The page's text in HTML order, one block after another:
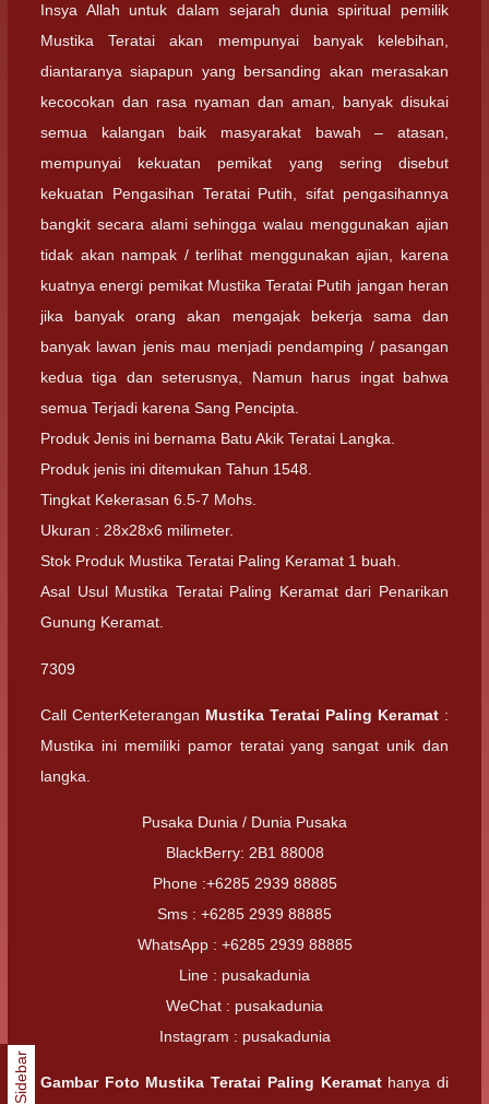
Insya Allah untuk dalam sejarah dunia spiritual pemilik
Mustika Teratai akan mempunyai banyak kelebihan,
diantaranya siapapun yang bersanding akan merasakan
kecocokan dan rasa nyaman dan aman, banyak disukai
semua kalangan baik masyarakat bawah – atasan,
mempunyai kekuatan pemikat yang sering disebut
kekuatan Pengasihan Teratai Putih, sifat pengasihannya
bangkit secara alami sehingga walau menggunakan ajian
tidak akan nampak / terlihat menggunakan ajian, karena
kuatnya energi pemikat Mustika Teratai Putih jangan heran
jika banyak orang akan mengajak bekerja sama dan
banyak lawan jenis mau menjadi pendamping / pasangan
kedua tiga dan seterusnya, Namun harus ingat bahwa
semua Terjadi karena Sang Pencipta.
Produk Jenis ini bernama Batu Akik Teratai Langka.
Produk jenis ini ditemukan Tahun 1548.
Tingkat Kekerasan 6.5-7 Mohs.
Ukuran : 28x28x6 milimeter.
Stok Produk Mustika Teratai Paling Keramat 1 buah.
Asal Usul Mustika Teratai Paling Keramat dari Penarikan
Gunung Keramat.
7309
Call CenterKeterangan Mustika Teratai Paling Keramat :
Mustika ini memiliki pamor teratai yang sangat unik dan
langka.
Pusaka Dunia / Dunia Pusaka
BlackBerry: 2B1 88008
Phone :+6285 2939 88885
Sms : +6285 2939 88885
WhatsApp : +6285 2939 88885
Line : pusakadunia
WeChat : pusakadunia
Instagram : pusakadunia
Gambar Foto Mustika Teratai Paling Keramathanya di
Sidebar